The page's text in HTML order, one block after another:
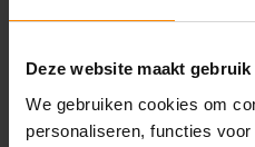
Deze website maakt
We gebruiken cookies om
personaliseren, functies
Montage
Laat ons